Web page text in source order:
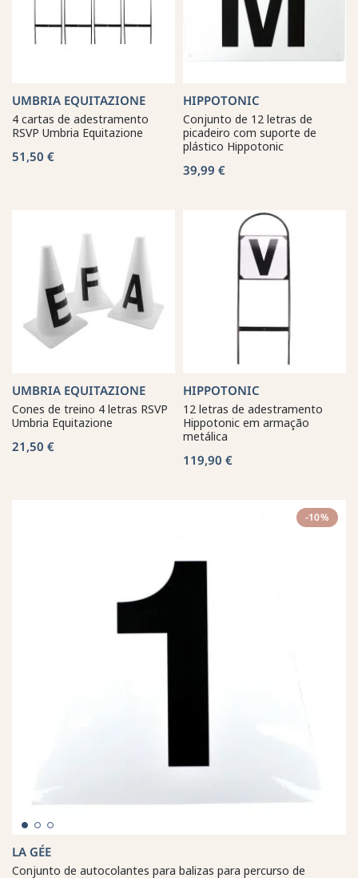
UMBRIA EQUITAZIONE
4 cartas de adestramento
RSVP Umbria Equitazione
51,50 €
HIPPOTONIC
Conjunto de 12 letras de
picadeiro com suporte de
plástico Hippotonic
39,99 €
UMBRIA EQUITAZIONE
Cones de treino 4 letras RSVP
Umbria Equitazione
21,50 €
HIPPOTONIC
12 letras de adestramento
Hippotonic em armação
metálica
119,90 €
-10%
LA GÉE
Conjunto de autocolantes para balizas para percurso de